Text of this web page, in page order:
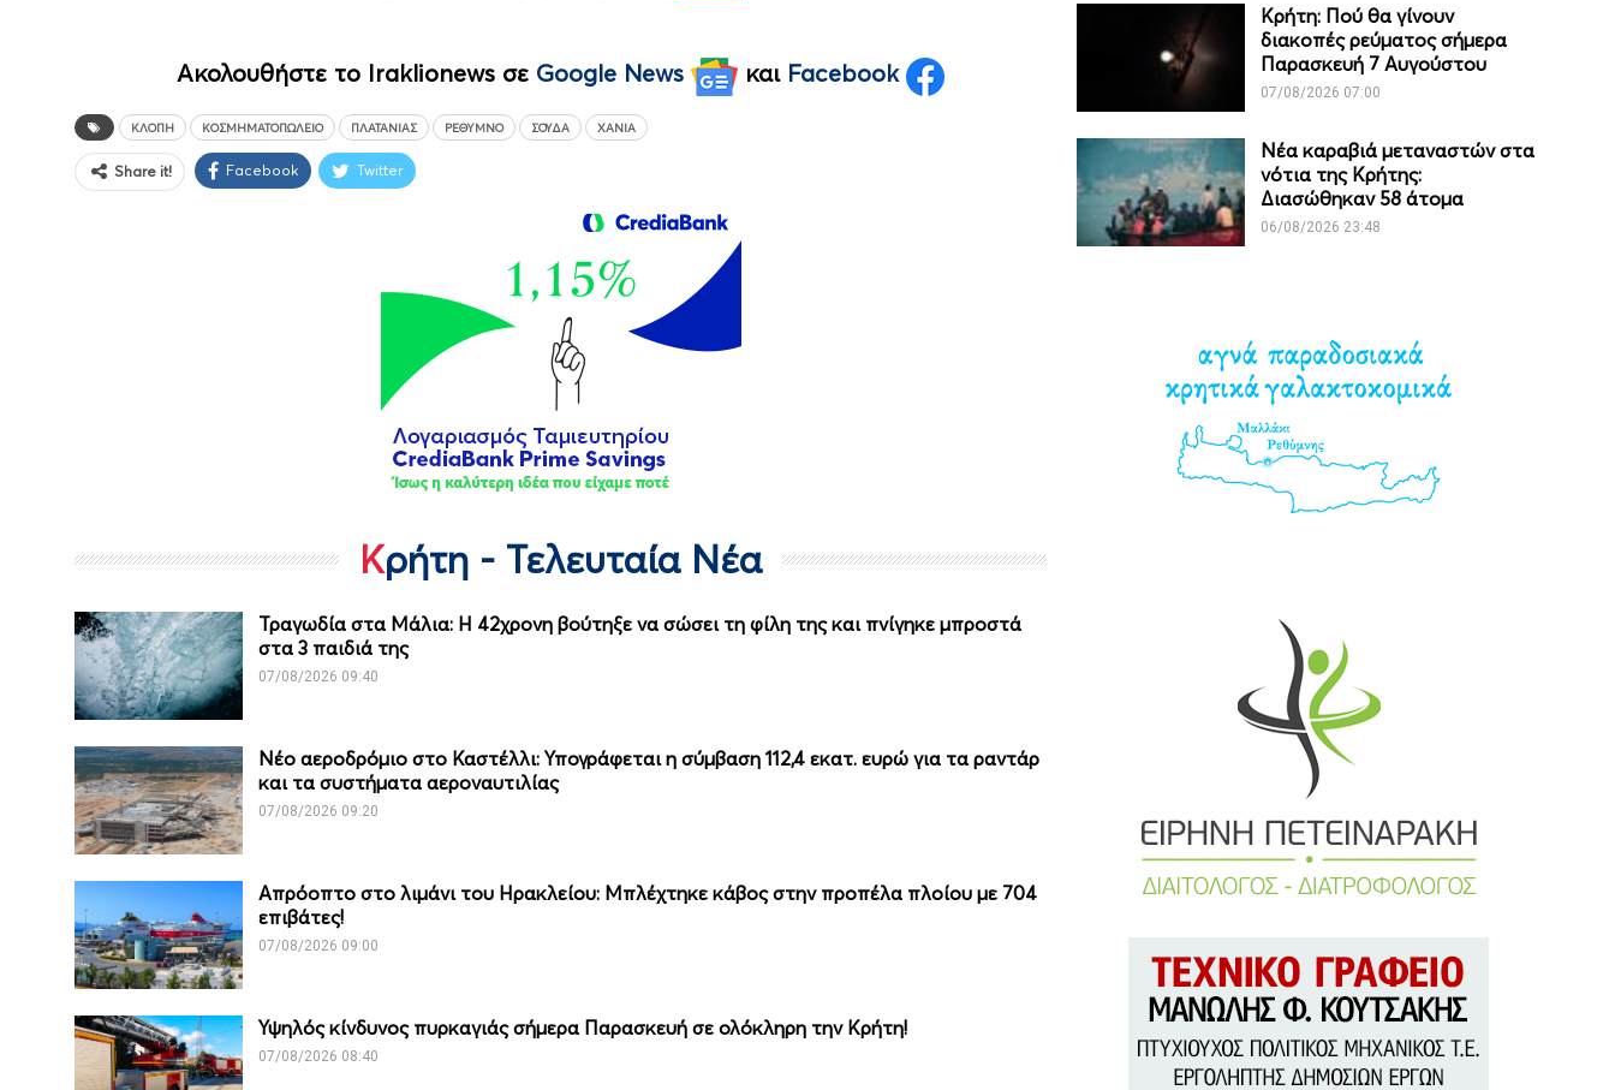
Ακολουθήστε το Iraklionews σε Google News και Facebook
ΚΛΟΠΉ ΚΟΣΜΗΜΑΤΟΠΩΛΕΊΟ ΠΛΑΤΑΝΙΆΣ ΡΈΘΥΜΝΟ ΣΟΎΔΑ ΧΑΝΙΆ
Share it! Facebook Twitter
Κρήτη - Τελευταία Νέα
Τραγωδία στα Μάλια: Η 42χρονη βούτηξε να σώσει τη φίλη της και πνίγηκε μπροστά
στα 3 παιδιά της
07/08/2026 09:40
Νέο αεροδρόμιο στο Καστέλλι: Υπογράφεται η σύμβαση 112,4 εκατ. ευρώ για τα ραντάρ
και τα συστήματα αεροναυτιλίας
07/08/2026 09:20
Απρόοπτο στο λιμάνι του Ηρακλείου: Μπλέχτηκε κάβος στην προπέλα πλοίου με 704
επιβάτες!
07/08/2026 09:00
Υψηλός κίνδυνος πυρκαγιάς σήμερα Παρασκευή σε ολόκληρη την Κρήτη!
07/08/2026 08:40
Κρήτη: Πού θα γίνουν
διακοπές ρεύματος σήμερα
Παρασκευή 7 Αυγούστου
07/08/2026 07:00
Νέα καραβιά μεταναστών στα
νότια της Κρήτης:
Διασώθηκαν 58 άτομα
06/08/2026 23:48